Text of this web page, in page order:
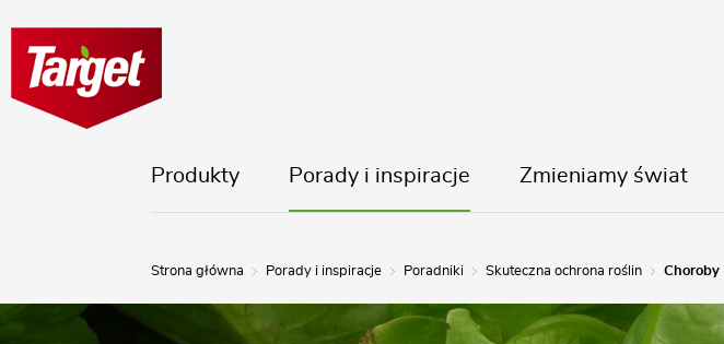
Produkty Porady i inspiracje Zmieniamy świat
Strona główna Porady i inspiracje Poradniki Skuteczna ochrona roślin Choroby